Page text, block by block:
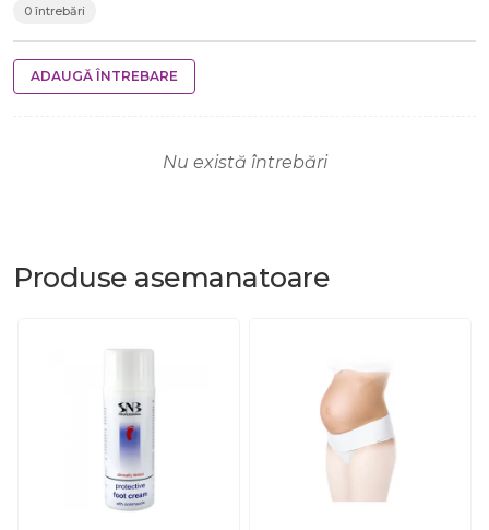
0 întrebări
ADAUGĂ ÎNTREBARE
Nu există întrebări
Produse asemanatoare